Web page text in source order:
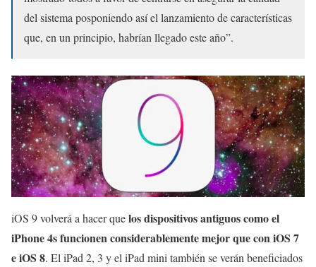
del sistema posponiendo así el lanzamiento de características
que, en un principio, habrían llegado este año”.
iOS 9 volverá a hacer quelos dispositivos antiguos como el
iPhone 4s funcionen considerablemente mejor que con iOS 7
e iOS 8. El iPad 2, 3 y el iPad mini también se verán beneficiados